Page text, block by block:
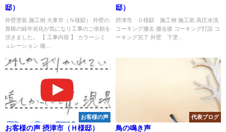
邸）
外壁塗装 施工例 大東市（Ｎ様邸） 外壁の
屋根の経年劣化が気になり工事のご依頼を
頂きました。 【 工事内容 】 カラーシミ
ュレーション 備...
邸）
摂津市 Ｏ様邸 施工例 施工前 高圧水洗
コーキング撤去 撤去後 コーキング打設 コ
ーキング完了 外壁 下塗...
お客様の声
お客様の声 摂津市（Ｈ様邸）
代表ブログ
鳥の鳴き声